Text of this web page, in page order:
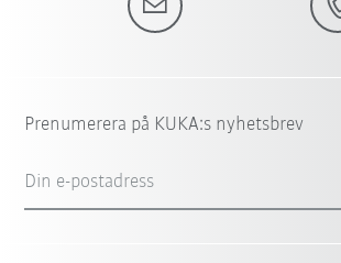
Prenumerera på KUKA:s nyhetsbrev
Din e-postadress